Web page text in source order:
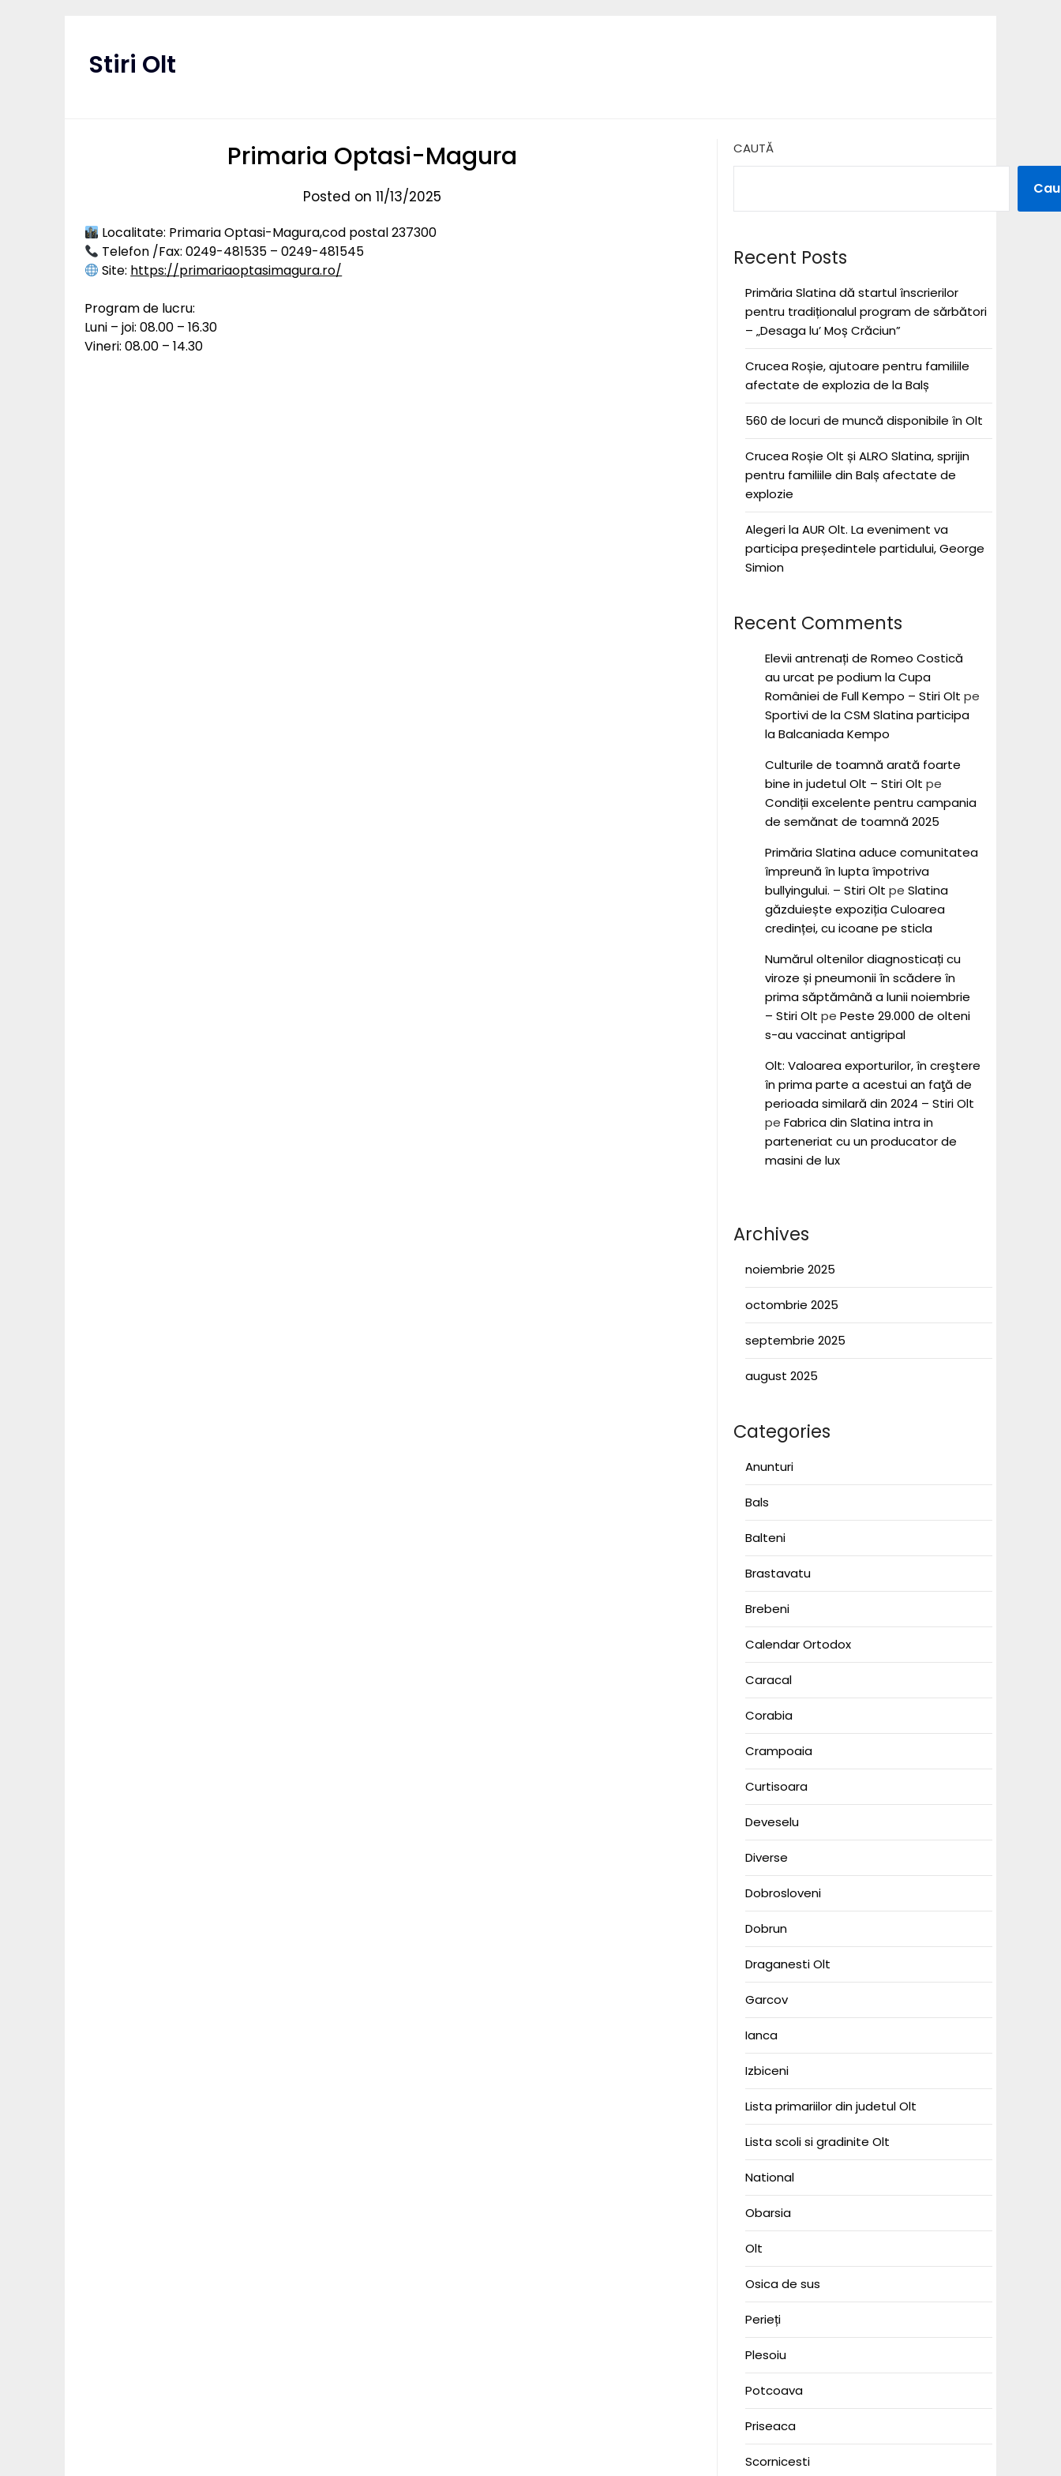
Stiri Olt
Primaria Optasi-Magura
Posted on 11/13/2025
Localitate: Primaria Optasi-Magura,cod postal 237300
Telefon /Fax: 0249-481535 – 0249-481545
Site: https://primariaoptasimagura.ro/
Program de lucru:
Luni – joi: 08.00 – 16.30
Vineri: 08.00 – 14.30
CAUTĂ
Recent Posts
Primăria Slatina dă startul înscrierilor
pentru tradiționalul program de sărbători
– „Desaga lu’ Moș Crăciun”
Crucea Roșie, ajutoare pentru familiile
afectate de explozia de la Balș
560 de locuri de muncă disponibile în Olt
Crucea Roșie Olt și ALRO Slatina, sprijin
pentru familiile din Balș afectate de
explozie
Alegeri la AUR Olt. La eveniment va
participa președintele partidului, George
Simion
Recent Comments
Elevii antrenați de Romeo Costică
au urcat pe podium la Cupa
României de Full Kempo – Stiri Olt pe
Sportivi de la CSM Slatina participa
la Balcaniada Kempo
Culturile de toamnă arată foarte
bine in judetul Olt – Stiri Olt pe
Condiții excelente pentru campania
de semănat de toamnă 2025
Primăria Slatina aduce comunitatea
împreună în lupta împotriva
bullyingului. – Stiri Olt pe Slatina
găzduiește expoziția Culoarea
credinței, cu icoane pe sticla
Numărul oltenilor diagnosticați cu
viroze și pneumonii în scădere în
prima săptămână a lunii noiembrie
– Stiri Olt pe Peste 29.000 de olteni
s-au vaccinat antigripal
Olt: Valoarea exporturilor, în creştere
în prima parte a acestui an faţă de
perioada similară din 2024 – Stiri Olt
pe Fabrica din Slatina intra in
parteneriat cu un producator de
masini de lux
Archives
noiembrie 2025
octombrie 2025
septembrie 2025
august 2025
Categories
Anunturi
Bals
Balteni
Brastavatu
Brebeni
Calendar Ortodox
Caracal
Corabia
Crampoaia
Curtisoara
Deveselu
Diverse
Dobrosloveni
Dobrun
Draganesti Olt
Garcov
Ianca
Izbiceni
Lista primariilor din judetul Olt
Lista scoli si gradinite Olt
National
Obarsia
Olt
Osica de sus
Perieți
Plesoiu
Potcoava
Priseaca
Scornicesti